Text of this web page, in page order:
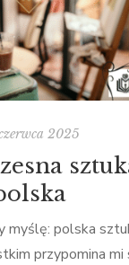
2025
myślę: polska
przypomina mi